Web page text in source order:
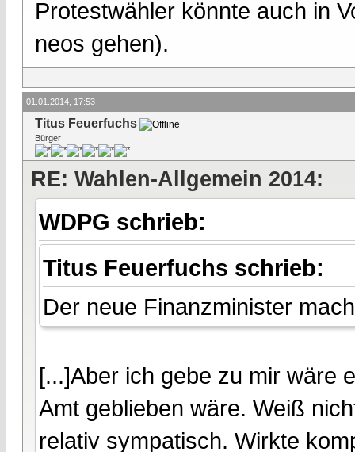
Protestwähler könnte auch in
neos gehen).
01.01.2014, 17:53
Titus Feuerfuchs
Bürger
RE: Wahlen-Allgemein 2014:
WDPG schrieb:
Titus Feuerfuchs schrieb:
Der neue Finanzminister
[...]Aber ich gebe zu mir wäre
Amt geblieben wäre. Weiß
relativ sympatisch. Wirkte